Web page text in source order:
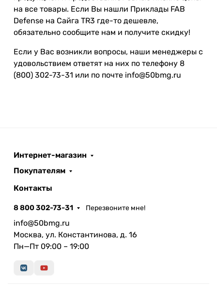
на все товары. Если Вы нашли Приклады FAB
Defense на Сайга TR3 где-то дешевле,
обязательно сообщите нам и получите скидку!
Если у Вас возникли вопросы, наши менеджеры с
удовольствием ответят на них по телефону 8
(800) 302-73-31 или по почте info@50bmg.ru
Интернет-магазин
Покупателям
Контакты
8 800 302-73-31 Перезвоните мне!
info@50bmg.ru
Москва, ул. Константинова, д. 16
Пн—Пт 09:00 – 19:00